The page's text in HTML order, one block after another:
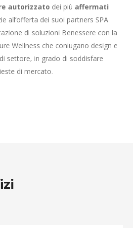
autorizzato dei più affermati
all’offerta dei suoi partners SPA
di soluzioni Benessere con la
Wellness che coniugano design e
settore, in grado di soddisfare
di mercato.